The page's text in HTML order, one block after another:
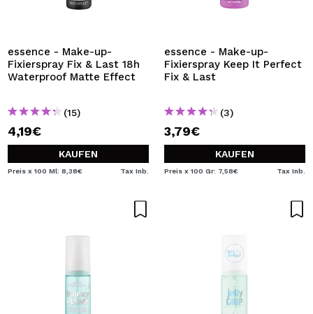
essence - Make-up-
Fixierspray Fix & Last 18h
Waterproof Matte Effect
(15)
4,19€
KAUFEN
Preis x 100 Ml: 8,38€ Tax Inb.
essence - Make-up-
Fixierspray Keep It Perfect
Fix & Last
(3)
3,79€
KAUFEN
Preis x 100 Gr: 7,58€ Tax Inb.